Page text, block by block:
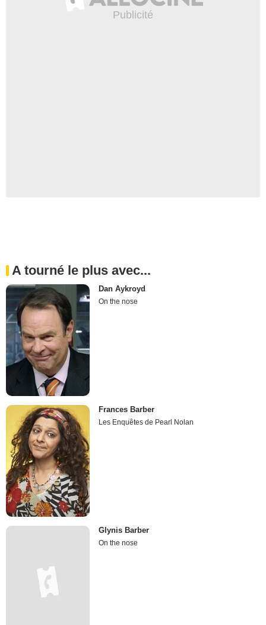
A tourné le plus avec...
Dan Aykroyd
On the nose
Frances Barber
Les Enquêtes de Pearl Nolan
Glynis Barber
On the nose